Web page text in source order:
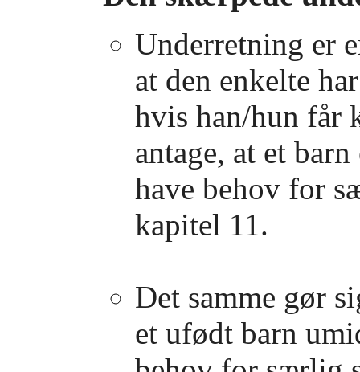
Underretning er
at den enkelte
hvis han/hun får
antage, at et
have behov for
kapitel 11.
Det samme gør
et ufødt barn